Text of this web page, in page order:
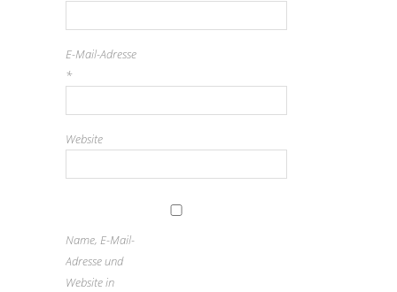
E-Mail-Adresse
*
Website
Name, E-Mail-
Adresse und
Website in